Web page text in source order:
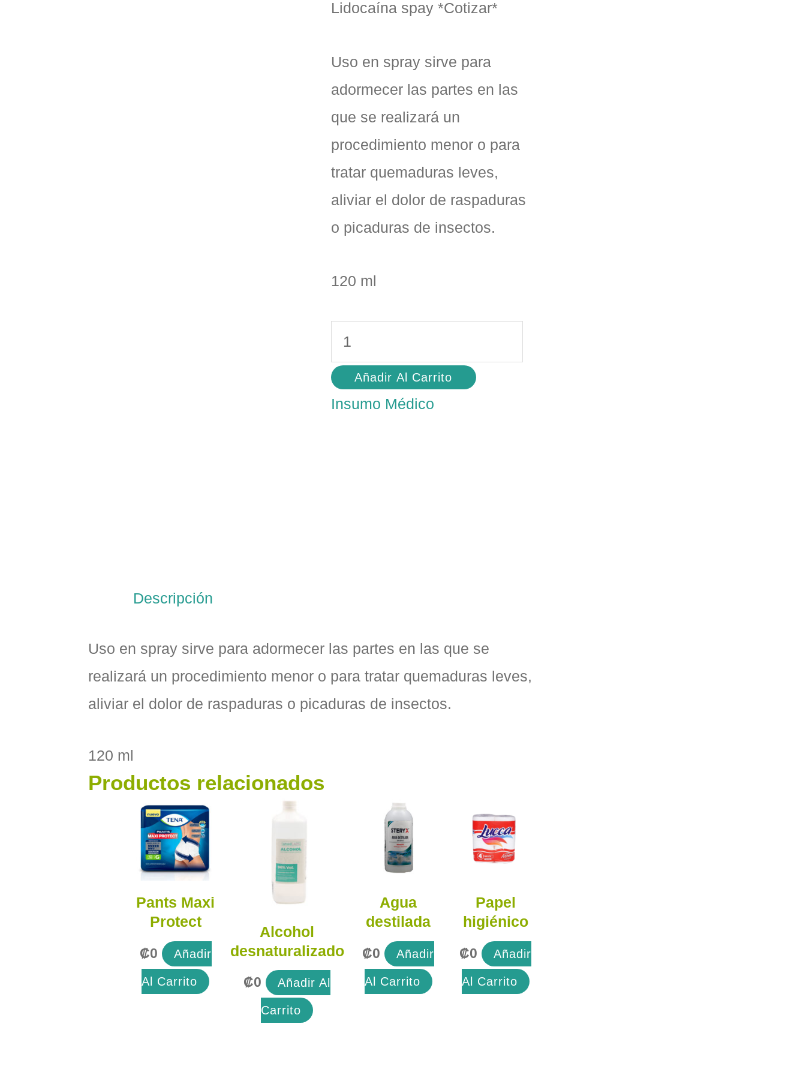
Lidocaína spay *Cotizar*
Uso en spray sirve para
adormecer las partes en las
que se realizará un
procedimiento menor o para
tratar quemaduras leves,
aliviar el dolor de raspaduras
o picaduras de insectos.
120 ml
Añadir Al Carrito
Insumo Médico
Descripción
Uso en spray sirve para adormecer las partes en las que se
realizará un procedimiento menor o para tratar quemaduras leves,
aliviar el dolor de raspaduras o picaduras de insectos.
120 ml
Productos relacionados
Pants Maxi
Protect
₡0 Añadir
Al Carrito
Alcohol
desnaturalizado
₡0 Añadir Al
Carrito
Agua
destilada
₡0 Añadir
Al Carrito
Papel
higiénico
₡0 Añadir
Al Carrito